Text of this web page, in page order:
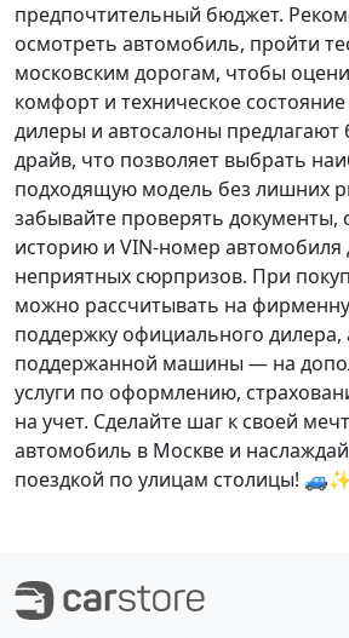
предпочтительный бюджет.
осмотреть автомобиль, пройти
московским дорогам, чтобы
комфорт и техническое
дилеры и автосалоны предлагают
драйв, что позволяет выбрать
подходящую модель без лишних
забывайте проверять документы,
историю и VIN-номер автомобиля
неприятных сюрпризов. При
можно рассчитывать на
поддержку официального
поддержанной машины — на
услуги по оформлению,
на учет. Сделайте шаг к своей
автомобиль в Москве и
поездкой по улицам столицы!